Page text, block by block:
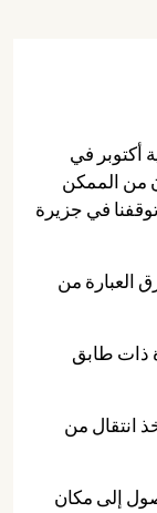
أكتوبر في
من الممكن
في جزيرة
العبارة من
سنغافورة ذات طابق
انتقال من
إلى مكان